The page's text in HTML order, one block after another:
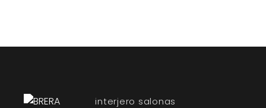
interjero salonas